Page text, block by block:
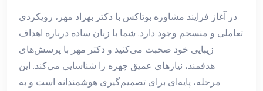
در آغاز فرایند مشاوره بوتاکس با دکتر بهزاد مهر، رویکردی
تعاملی و منسجم وجود دارد. شما با زبان ساده درباره اهداف
زیبایی خود صحبت می‌کنید و دکتر مهر با پرسش‌های
هدفمند، نیازهای عمیق چهره را شناسایی می‌کند. این
مرحله، پایه‌ای برای تصمیم‌گیری هوشمندانه است و به